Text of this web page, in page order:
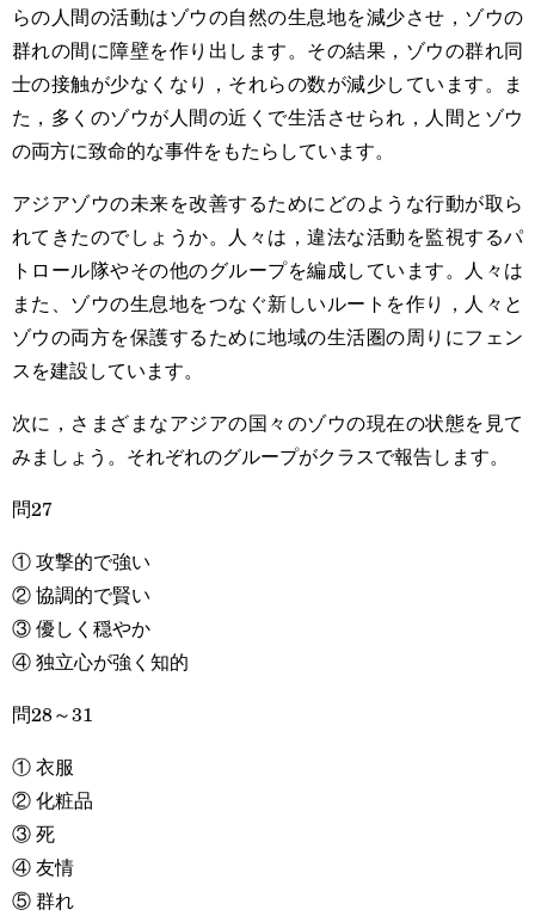
らの人間の活動はゾウの自然の生息地を減少させ，ゾウの
群れの間に障壁を作り出します。その結果，ゾウの群れ同
士の接触が少なくなり，それらの数が減少しています。ま
た，多くのゾウが人間の近くで生活させられ，人間とゾウ
の両方に致命的な事件をもたらしています。
アジアゾウの未来を改善するためにどのような行動が取ら
れてきたのでしょうか。人々は，違法な活動を監視するパ
トロール隊やその他のグループを編成しています。人々は
また、ゾウの生息地をつなぐ新しいルートを作り，人々と
ゾウの両方を保護するために地域の生活圏の周りにフェン
スを建設しています。
次に，さまざまなアジアの国々のゾウの現在の状態を見て
みましょう。それぞれのグループがクラスで報告します。
問27
① 攻撃的で強い
② 協調的で賢い
③ 優しく穏やか
④ 独立心が強く知的
問28～31
① 衣服
② 化粧品
③ 死
④ 友情
⑤ 群れ